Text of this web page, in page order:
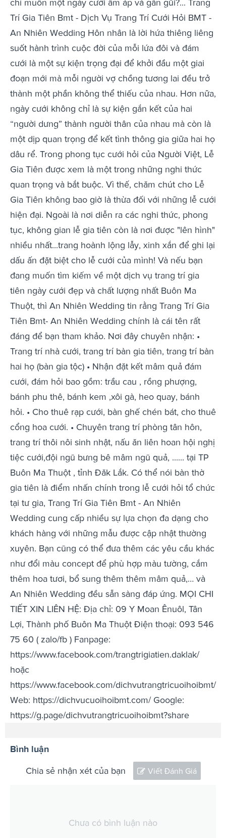
chỉ muốn một ngày cưới ấm áp và gần gũi?... Trang
Trí Gia Tiên Bmt - Dịch Vụ Trang Trí Cưới Hỏi BMT -
An Nhiên Wedding Hôn nhân là lời hứa thiêng liêng
suốt hành trình cuộc đời của mỗi lứa đôi và đám
cưới là một sự kiện trọng đại để khởi đầu một giai
đoạn mới mà mỗi người vợ chồng tương lai đều trở
thành một phần không thể thiếu của nhau. Hơn nữa,
ngày cưới không chỉ là sự kiện gắn kết của hai
“người dưng” thành người thân của nhau mà còn là
một dịp quan trọng để kết tình thông gia giữa hai họ
dâu rể. Trong phong tục cưới hỏi của Người Việt, Lễ
Gia Tiên được xem là một trong những nghi thức
quan trọng và bắt buộc. Vì thế, chăm chút cho Lễ
Gia Tiên không bao giờ là thừa đối với những lễ cưới
hiện đại. Ngoài là nơi diễn ra các nghi thức, phong
tục, không gian lễ gia tiên còn là nơi được "lên hình"
nhiều nhất...trang hoành lộng lẫy, xinh xắn để ghi lại
dấu ấn đặt biệt cho lễ cưới của mình! Và nếu bạn
đang muốn tìm kiếm về một dịch vụ trang trí gia
tiên ngày cưới đẹp và chất lượng nhất Buôn Ma
Thuột, thì An Nhiên Wedding tin rằng Trang Trí Gia
Tiên Bmt- An Nhiên Wedding chính là cái tên rất
đáng để bạn tham khảo. Nơi đây chuyên nhận: •
Trang trí nhà cưới, trang trí bàn gia tiên, trang trí bàn
hai họ (bàn gia tộc) • Nhận đặt kết mâm quả đám
cưới, đám hỏi bao gồm: trầu cau , rồng phượng,
bánh phu thê, bánh kem ,xôi gà, heo quay, bánh
hỏi. • Cho thuê rạp cưới, bàn ghế chén bát, cho thuê
cổng hoa cưới. • Chuyên trang trí phòng tân hôn,
trang trí thôi nôi sinh nhật, nấu ăn liên hoan hội nghị
tiệc cưới,đội ngũ bưng bê mâm ngũ quả, ...... tại TP
Buôn Ma Thuột , tỉnh Đăk Lắk. Có thể nói bàn thờ
gia tiên là điểm nhấn chính trong lễ cưới hỏi tổ chức
tại tư gia, Trang Trí Gia Tiên Bmt - An Nhiên
Wedding cung cấp nhiều sự lựa chọn đa dạng cho
khách hàng với những mẫu được cập nhật thường
xuyên. Bạn cũng có thể đưa thêm các yêu cầu khác
như đổi màu concept để phù hợp màu tường, cắm
thêm hoa tươi, bổ sung thêm thêm mâm quả,… và
An Nhiên Wedding đều sẵn sàng đáp ứng. MỌI CHI
TIẾT XIN LIÊN HỆ: Địa chỉ: 09 Y Moan Ênuôl, Tân
Lợi, Thành phố Buôn Ma Thuột Điện thoại: 093 546
75 60 ( zalo/fb ) Fanpage:
https://www.facebook.com/trangtrigiatien.daklak/
hoặc
https://www.facebook.com/dichvutrangtricuoihoibmt/
Web: https://dichvucuoihoibmt.com/ Google:
https://g.page/dichvutrangtricuoihoibmt?share
Bình luận
Chia sẻ nhận xét của bạn Viết Đánh Giá
Chưa có bình luận nào